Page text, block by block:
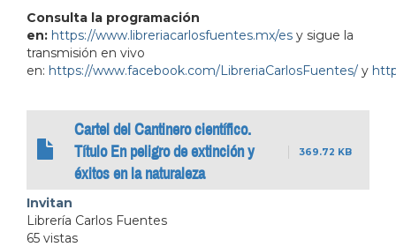
Consulta la programación
en: https://www.libreriacarlosfuentes.mx/es y sigue la
transmisión en vivo
en: https://www.facebook.com/LibreriaCarlosFuentes/ y
Cartel del Cantinero científico.
Título En peligro de extinción y
éxitos en la naturaleza
369.72 KB
Invitan
Librería Carlos Fuentes
65 vistas